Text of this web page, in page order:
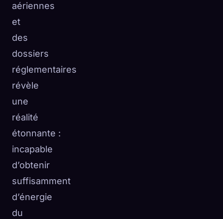
aériennes
et
des
dossiers
réglementaires
révèle
une
réalité
étonnante :
incapable
d’obtenir
suffisamment
d’énergie
du